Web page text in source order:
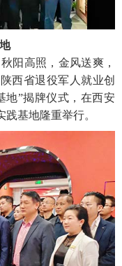
阳高照，金风送爽，
西省退役军人就业创
地”揭牌仪式，在西安
基地隆重举行。